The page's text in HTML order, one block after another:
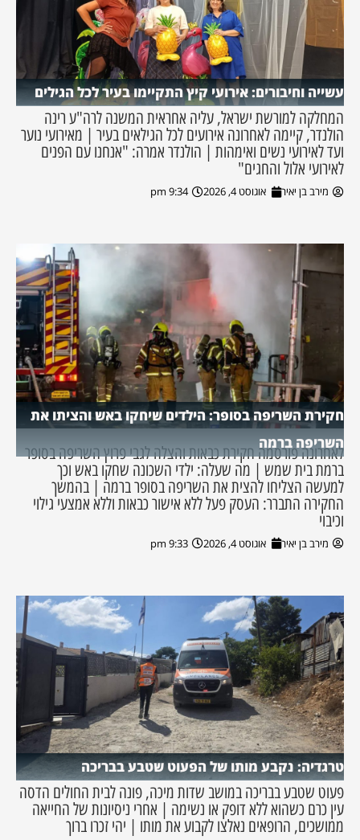
עשייה וחיבורים: אירועי קיץ התקיימו בעיר לכל הגילים
המחלקה למורשת ישראל, עליה אחראית המשנה לרה"ע רינה
הולנדר, קיימה לאחרונה אירועים לכל הגילאים בעיר | מאירועי נוער
ועד לאירועי נשים ואימהות | הולנדר אמרה: "אנחנו עם הפנים
לאירועי אלול והחגים"
מירב בן יאיר אוגוסט 4, 2026 9:34 pm
חקירת השריפה בסופר: הילדים שיחקו באש והציתו את
השריפה ברמה
לאחרונה פורסמה חקירת כבאות והצלה לגבי פרוץ השריפה בסופר
ברמת בית שמש | מה שעלה: ילדי השכונה שחקו באש וכך
למעשה הצליחו להצית את השריפה בסופר ברמה | בהמשך
החקירה התברר: העסק פעל ללא אישור כבאות וללא אמצעי גילוי
וכיבוי
מירב בן יאיר אוגוסט 4, 2026 9:33 pm
טרגדיה: נקבע מותו של הפעוט שטבע בבריכה
פעוט שטבע בבריכה במושב שדות מיכה, פונה לבית החולים הדסה
עין כרם כשהוא ללא דופק או נשימה | אחרי ניסיונות של החייאה
ממושכים, הרופאים נאלצו לקבוע את מותו | יהי זכרו ברוך